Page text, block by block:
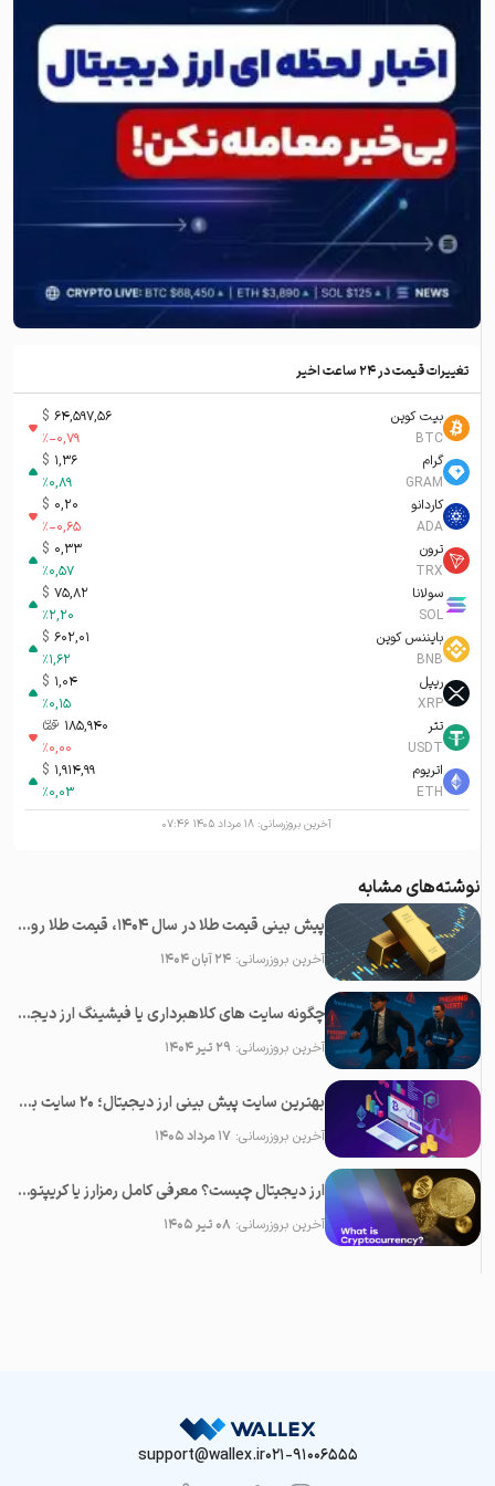
تغییرات قیمت در ۲۴ ساعت اخیر
بیت کوین
BTC
64,597,56
$
%-0,79
گرام
GRAM
1,36
$
%0,89
کاردانو
ADA
0,20
$
%-0,65
ترون
TRX
0,33
$
%0,57
سولانا
SOL
75,82
$
%2,20
بایننس کوین
BNB
602,01
$
%1,62
ریپل
XRP
1,04
$
%0,15
تتر
USDT
185,940 تومان-ء
%0,00
اتریوم
ETH
1,914,99
$
%0,03
آخرین بروزرسانی: ۱۸ مرداد ۱۴۰۵ ۰۷:۴۶
نوشته‌های مشابه
پیش بینی قیمت طلا در سال 1404، قیمت طلا روبه افزایش است یا کاهش؟
آخرین بروزرسانی:۲۴ آبان ۱۴۰۴
چگونه سایت های کلاهبرداری یا فیشینگ ارز دیجیتال را شناسایی کنیم؟
آخرین بروزرسانی:۲۹ تیر ۱۴۰۴
بهترین سایت پیش بینی ارز دیجیتال؛ 20 سایت برتر تحلیل کریپتو
آخرین بروزرسانی:۱۷ مرداد ۱۴۰۵
ارز دیجیتال چیست؟ معرفی کامل رمزارز یا کریپتوکارنسی
آخرین بروزرسانی:۰۸ تیر ۱۴۰۵
021-91006555
support@wallex.ir